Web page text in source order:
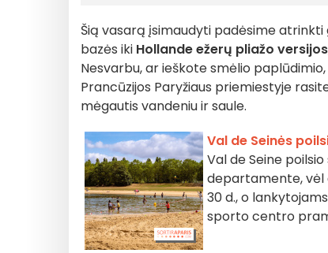
Šią vasarą įsimaudyti padėsime atrinkti
bazės iki Hollande ežerų pliažo versijos
Nesvarbu, ar ieškote smėlio
Prancūzijos Paryžiaus priemiestyje
mėgautis vandeniu ir saule.
Val de Seinės
Val de Seine
departamente, vėl
30 d., o
sporto centro